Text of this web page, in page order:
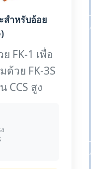
สำหรับอ้อย
FK-1 เพื่อ
ด้วย FK-3S
CCS สูง